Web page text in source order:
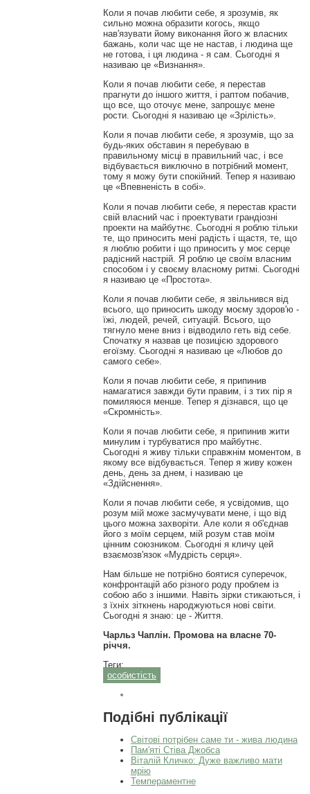
Коли я почав любити себе, я зрозумів, як
сильно можна образити когось, якщо
нав'язувати йому виконання його ж власних
бажань, коли час ще не настав, і людина ще
не готова, і ця людина - я сам. Сьогодні я
називаю це «Визнання».
Коли я почав любити себе, я перестав
прагнути до іншого життя, і раптом побачив,
що все, що оточує мене, запрошує мене
рости. Сьогодні я називаю це «Зрілість».
Коли я почав любити себе, я зрозумів, що за
будь-яких обставин я перебуваю в
правильному місці в правильний час, і все
відбувається виключно в потрібний момент,
тому я можу бути спокійний. Тепер я називаю
це «Впевненість в собі».
Коли я почав любити себе, я перестав красти
свій власний час і проектувати грандіозні
проекти на майбутнє. Сьогодні я роблю тільки
те, що приносить мені радість і щастя, те, що
я люблю робити і що приносить у моє серце
радісний настрій. Я роблю це своїм власним
способом і у своєму власному ритмі. Сьогодні
я називаю це «Простота».
Коли я почав любити себе, я звільнився від
всього, що приносить шкоду моєму здоров'ю -
їжі, людей, речей, ситуацій. Всього, що
тягнуло мене вниз і відводило геть від себе.
Спочатку я назвав це позицією здорового
егоїзму. Сьогодні я називаю це «Любов до
самого себе».
Коли я почав любити себе, я припинив
намагатися завжди бути правим, і з тих пір я
помиляюся менше. Тепер я дізнався, що це
«Скромність».
Коли я почав любити себе, я припинив жити
минулим і турбуватися про майбутнє.
Сьогодні я живу тільки справжнім моментом, в
якому все відбувається. Тепер я живу кожен
день, день за днем, і називаю це
«Здійснення».
Коли я почав любити себе, я усвідомив, що
розум мій може засмучувати мене, і що від
цього можна захворіти. Але коли я об'єднав
його з моїм серцем, мій розум став моїм
цінним союзником. Сьогодні я кличу цей
взаємозв'язок «Мудрість серця».
Нам більше не потрібно боятися суперечок,
конфронтацій або різного роду проблем із
собою або з іншими. Навіть зірки стикаються, і
з їхніх зіткнень народжуються нові світи.
Сьогодні я знаю: це - Життя.
Чарльз Чаплін. Промова на власне 70-
річчя.
Теги:
особистість
Подібні публікації
Світові потрібен саме ти - жива людина
Пам'яті Стіва Джобса
Віталій Кличко: Дуже важливо мати
мрію
Темпераментне